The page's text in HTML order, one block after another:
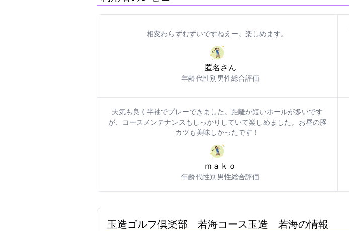
相変わらずむずいですねえー。楽しめます。
匿名さん
年齢: 70代性別: 男性総合評価: 5
天気も良く半袖でプレーできました。距離が短いホールが多いです
が、コースメンテナンスもしっかりしていて楽しめました。 お昼の豚
カツも美味しかったです！
ｍａｋｏ4312
年齢: 50代性別: 男性総合評価: 5
玉造ゴルフ倶楽部 若海コース(玉造GC 若海C)の情報